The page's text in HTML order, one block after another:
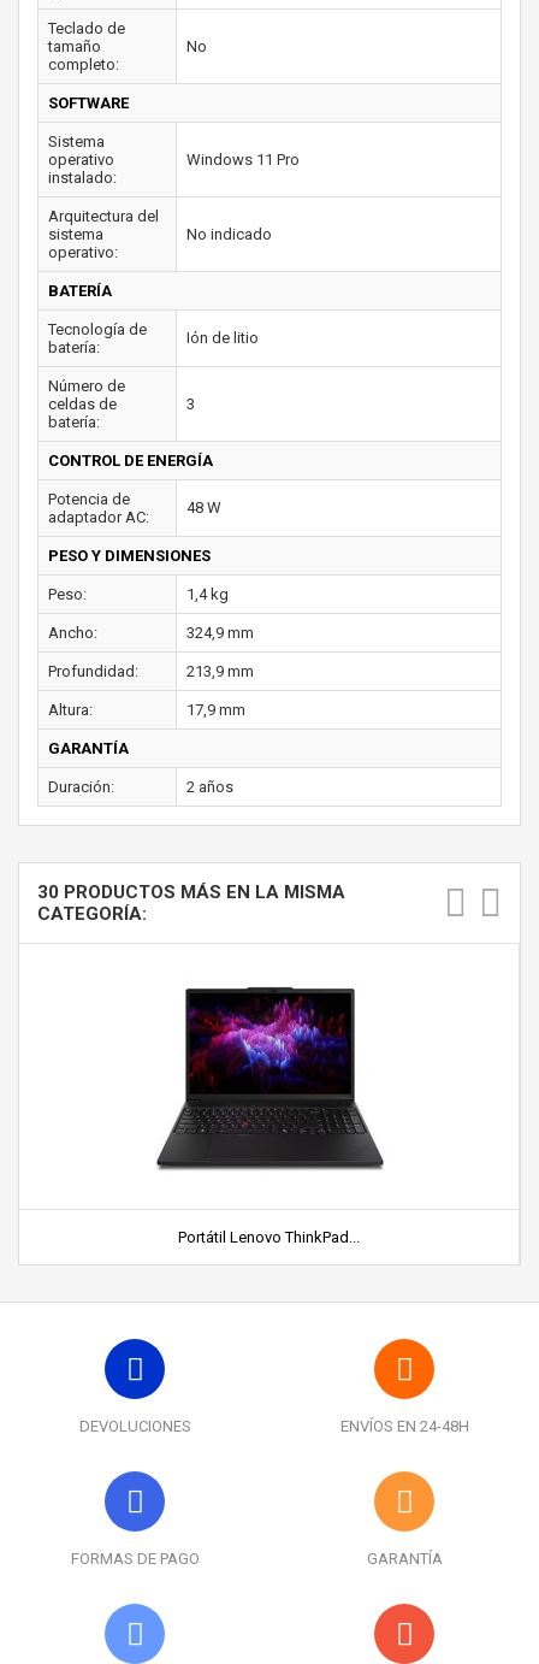
Teclado de
tamaño
completo:
No
SOFTWARE
Sistema
operativo
instalado:
Windows 11 Pro
Arquitectura del
sistema
operativo:
No indicado
BATERÍA
Tecnología de
batería:
Ión de litio
Número de
celdas de
batería:
3
CONTROL DE ENERGÍA
Potencia de
adaptador AC:
48 W
PESO Y DIMENSIONES
Peso: 1,4 kg
Ancho: 324,9 mm
Profundidad: 213,9 mm
Altura: 17,9 mm
GARANTÍA
Duración: 2 años
30 PRODUCTOS MÁS EN LA MISMA
CATEGORÍA:
Portátil Lenovo ThinkPad...
DEVOLUCIONES ENVÍOS EN 24-48H
FORMAS DE PAGO GARANTÍA